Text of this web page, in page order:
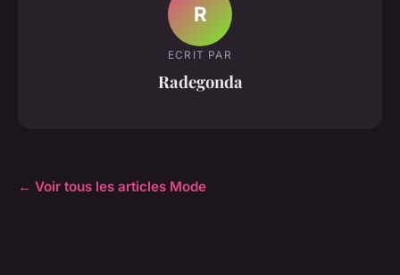
R
ECRIT PAR
Radegonda
← Voir tous les articles Mode